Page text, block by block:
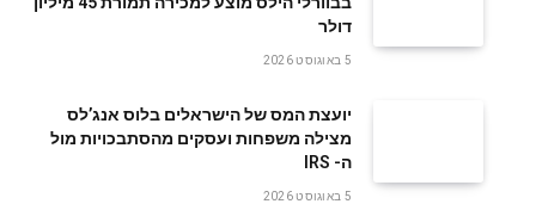
‬דולר
5 באוגוסט 2026
‬ה- IRS
5 באוגוסט 2026